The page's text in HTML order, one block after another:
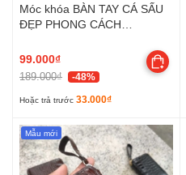
Móc khóa BÀN TAY CÁ SẤU
ĐẸP PHONG CÁCH
99.000₫
189.000₫ -48%
Hoặc trả trước 33.000₫
Mẫu mới